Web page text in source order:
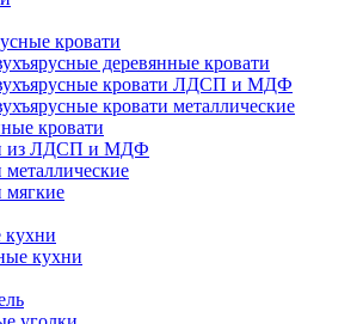
кровати
деревянные кровати
кровати ЛДСП и МДФ
кровати металлические
кровати
из ЛДСП и МДФ
металлические
мягкие
кухни
кухни